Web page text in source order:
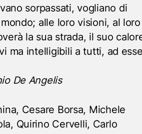
sorpassati, vogliano di
alle loro visioni, al loro
la sua strada, il suo
ma intelligibili a tutti, ad
De Angelis
Cesare Borsa, Michele
Quirino Cervelli, Carlo